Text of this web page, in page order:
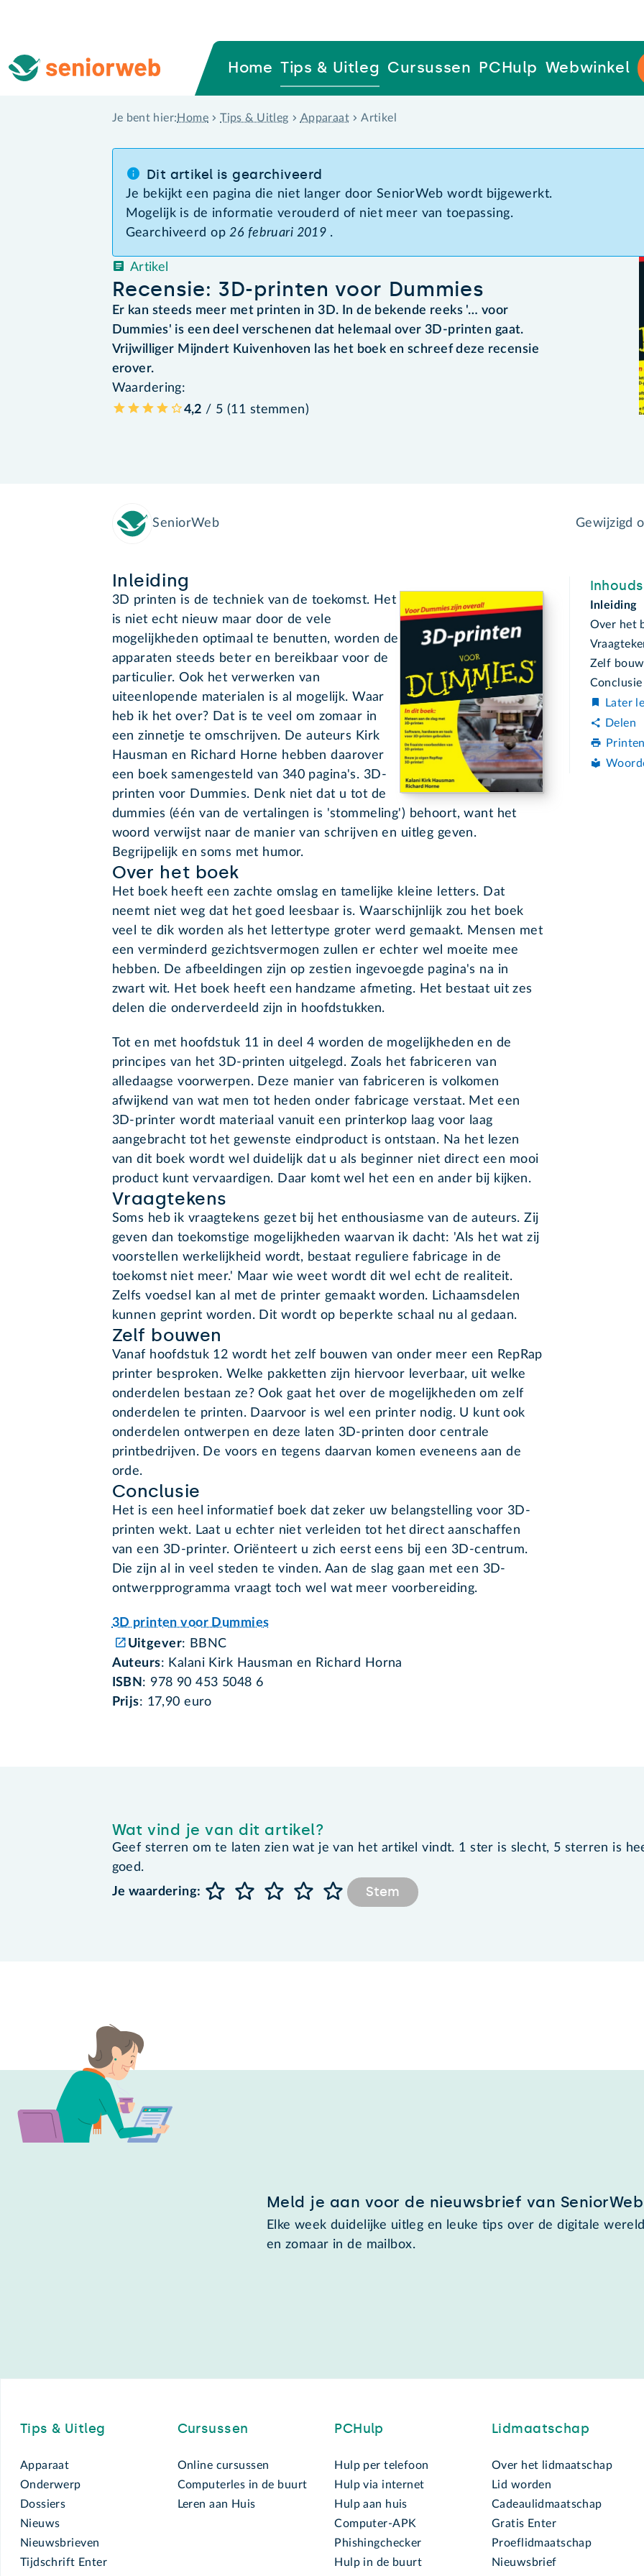
Home Tips & Uitleg Cursussen PCHulp Webwinkel
Je bent hier: Home Tips & Uitleg Apparaat Artikel
Dit artikel is gearchiveerd
Je bekijkt een pagina die niet langer door SeniorWeb wordt bijgewerkt.
Mogelijk is de informatie verouderd of niet meer van toepassing.
Gearchiveerd op26 februari 2019 .
Recensie: 3D-printen voor Dummies
Artikel
Er kan steeds meer met printen in 3D. In de bekende reeks '… voor
Dummies' is een deel verschenen dat helemaal over 3D-printen gaat.
Vrijwilliger Mijndert Kuivenhoven las het boek en schreef deze recensie
erover.
Waardering:
4,2 / 5 (11 stemmen)
SeniorWeb Gewijzigd
Inleiding
3D printen is de techniek van de toekomst. Het
is niet echt nieuw maar door de vele
mogelijkheden optimaal te benutten, worden de
apparaten steeds beter en bereikbaar voor de
particulier. Ook het verwerken van
uiteenlopende materialen is al mogelijk. Waar
heb ik het over? Dat is te veel om zomaar in
een zinnetje te omschrijven. De auteurs Kirk
Hausman en Richard Horne hebben daarover
een boek samengesteld van 340 pagina's. 3D-
printen voor Dummies. Denk niet dat u tot de
dummies (één van de vertalingen is 'stommeling') behoort, want het
woord verwijst naar de manier van schrijven en uitleg geven.
Begrijpelijk en soms met humor.
Over het boek
Het boek heeft een zachte omslag en tamelijke kleine letters. Dat
neemt niet weg dat het goed leesbaar is. Waarschijnlijk zou het boek
veel te dik worden als het lettertype groter werd gemaakt. Mensen met
een verminderd gezichtsvermogen zullen er echter wel moeite mee
hebben. De afbeeldingen zijn op zestien ingevoegde pagina's na in
zwart wit. Het boek heeft een handzame afmeting. Het bestaat uit zes
delen die onderverdeeld zijn in hoofdstukken.
Tot en met hoofdstuk 11 in deel 4 worden de mogelijkheden en de
principes van het 3D-printen uitgelegd. Zoals het fabriceren van
alledaagse voorwerpen. Deze manier van fabriceren is volkomen
afwijkend van wat men tot heden onder fabricage verstaat. Met een
3D-printer wordt materiaal vanuit een printerkop laag voor laag
aangebracht tot het gewenste eindproduct is ontstaan. Na het lezen
van dit boek wordt wel duidelijk dat u als beginner niet direct een mooi
product kunt vervaardigen. Daar komt wel het een en ander bij kijken.
Vraagtekens
Soms heb ik vraagtekens gezet bij het enthousiasme van de auteurs. Zij
geven dan toekomstige mogelijkheden waarvan ik dacht: 'Als het wat zij
voorstellen werkelijkheid wordt, bestaat reguliere fabricage in de
toekomst niet meer.' Maar wie weet wordt dit wel echt de realiteit.
Zelfs voedsel kan al met de printer gemaakt worden. Lichaamsdelen
kunnen geprint worden. Dit wordt op beperkte schaal nu al gedaan.
Zelf bouwen
Vanaf hoofdstuk 12 wordt het zelf bouwen van onder meer een RepRap
printer besproken. Welke pakketten zijn hiervoor leverbaar, uit welke
onderdelen bestaan ze? Ook gaat het over de mogelijkheden om zelf
onderdelen te printen. Daarvoor is wel een printer nodig. U kunt ook
onderdelen ontwerpen en deze laten 3D-printen door centrale
printbedrijven. De voors en tegens daarvan komen eveneens aan de
orde.
Conclusie
Het is een heel informatief boek dat zeker uw belangstelling voor 3D-
printen wekt. Laat u echter niet verleiden tot het direct aanschaffen
van een 3D-printer. Oriënteert u zich eerst eens bij een 3D-centrum.
Die zijn al in veel steden te vinden. Aan de slag gaan met een 3D-
ontwerpprogramma vraagt toch wel wat meer voorbereiding.
3D printen voor Dummies
Uitgever: BBNC
Auteurs: Kalani Kirk Hausman en Richard Horna
ISBN : 978 90 453 5048 6
Prijs: 17,90 euro
Inleiding
Over het
Zelf
Conclusie
Later
Delen
Wat vind je van dit artikel?
Geef sterren om te laten zien wat je van het artikel vindt. 1 ster is slecht, 5 sterren is
goed.
Je waardering:
Stem
Meld je aan voor de nieuwsbrief van SeniorWeb
Elke week duidelijke uitleg en leuke tips over de digitale
en zomaar in de mailbox.
Tips & Uitleg
Apparaat
Onderwerp
Dossiers
Nieuws
Nieuwsbrieven
Tijdschrift Enter
Cursussen
Online cursussen
Computerles in de buurt
Leren aan Huis
PCHulp
Hulp per telefoon
Hulp via internet
Hulp aan huis
Computer-APK
Phishingchecker
Hulp in de buurt
Lidmaatschap
Over het lidmaatschap
Lid worden
Cadeaulidmaatschap
Gratis Enter
Proeflidmaatschap
Nieuwsbrief